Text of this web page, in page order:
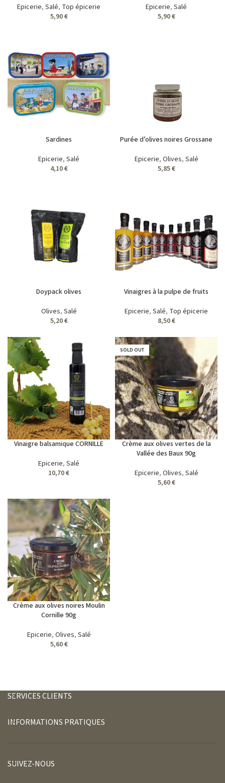
Epicerie, Salé, Top épicerie
5,90€
Epicerie, Salé
5,90€
Sardines
Epicerie, Salé
4,10€
Purée d’olives noires Grossane
Epicerie, Olives, Salé
5,85€
Doypack olives
Olives, Salé
5,20€
Vinaigres à la pulpe de fruits
Epicerie, Salé, Top épicerie
8,50€
Vinaigre balsamique CORNILLE
Epicerie, Salé
10,70€
SOLD OUT
Crème aux olives vertes de la
Vallée des Baux 90g
Epicerie, Olives, Salé
5,60€
Crème aux olives noires Moulin
Cornille 90g
Epicerie, Olives, Salé
5,60€
SERVICES CLIENTS
INFORMATIONS PRATIQUES
SUIVEZ-NOUS